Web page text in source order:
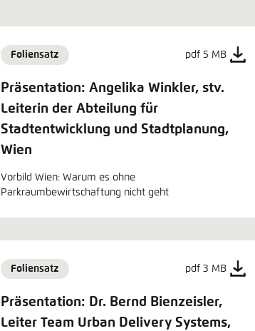
Foliensatz pdf 5 MB
Präsentation: Angelika Winkler, stv.
Leiterin der Abteilung für
Stadtentwicklung und Stadtplanung,
Wien
Vorbild Wien: Warum es ohne
Parkraumbewirtschaftung nicht geht
Foliensatz pdf 3 MB
Präsentation: Dr. Bernd Bienzeisler,
Leiter Team Urban Delivery Systems,